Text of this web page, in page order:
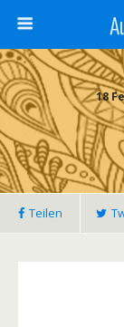
18
Teilen